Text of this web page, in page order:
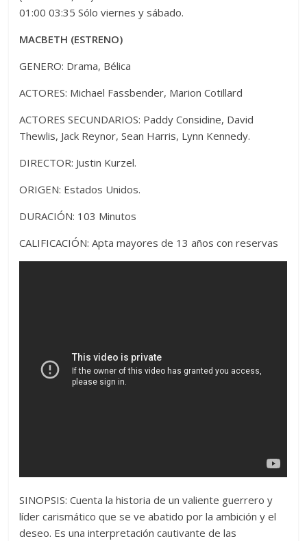
01:00 03:35 Sólo viernes y sábado.
MACBETH (ESTRENO)
GENERO: Drama, Bélica
ACTORES: Michael Fassbender, Marion Cotillard
ACTORES SECUNDARIOS: Paddy Considine, David
Thewlis, Jack Reynor, Sean Harris, Lynn Kennedy.
DIRECTOR: Justin Kurzel.
ORIGEN: Estados Unidos.
DURACIÓN: 103 Minutos
CALIFICACIÓN: Apta mayores de 13 años con reservas
SINOPSIS: Cuenta la historia de un valiente guerrero y
líder carismático que se ve abatido por la ambición y el
deseo. Es una interpretación cautivante de las